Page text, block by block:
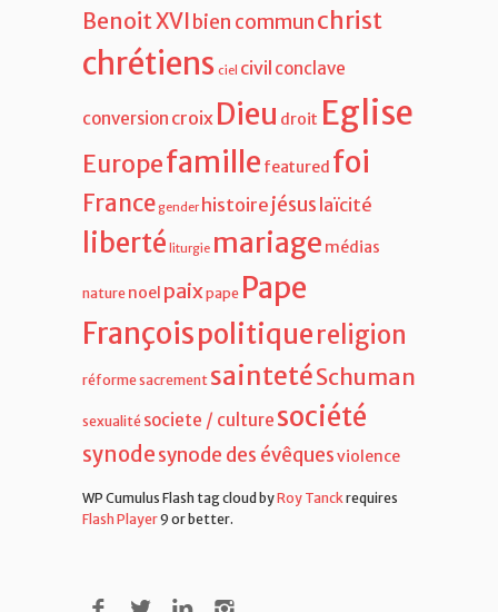
Benoit XVIbien communchrist
chrétiens ciel civil conclave
conversion croix Dieu droit Eglise
Europefamille featured foi
Francegender histoire jésus laïcité
liberté liturgie mariage médias
nature noel paixpape Pape
Françoispolitiquereligion
réformesacrement saintetéSchuman
sexualité societe / culture société
synodesynode des évêquesviolence
WP Cumulus Flash tag cloud byRoy Tanckrequires
Flash Player9 or better.